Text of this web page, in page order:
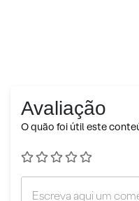
Avaliação
O quão foi útil este